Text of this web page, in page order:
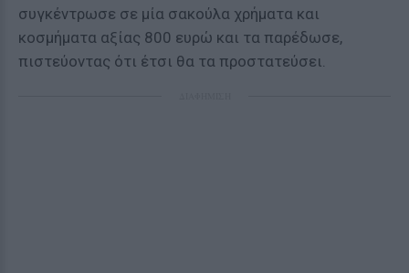
συγκέντρωσε σε μία σακούλα χρήματα και
κοσμήματα αξίας 800 ευρώ και τα παρέδωσε,
πιστεύοντας ότι έτσι θα τα προστατεύσει.